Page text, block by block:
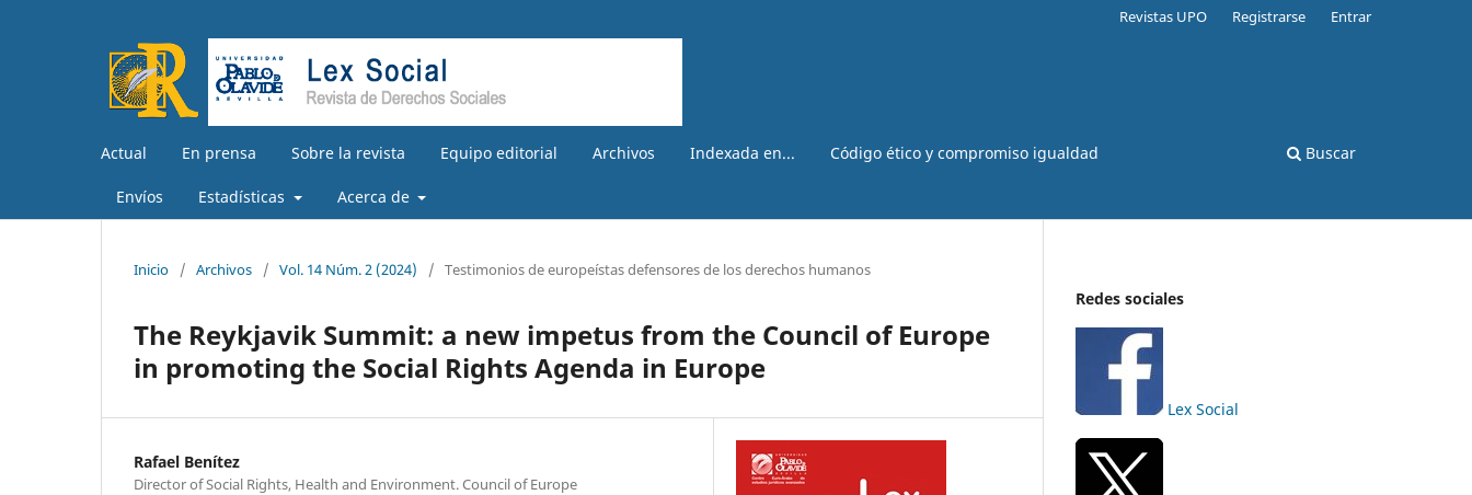
Actual En prensa Sobre la revista Equipo editorial Archivos Indexada en... Código ético y compromiso igualdad
Envíos Estadísticas Acerca de
Buscar
Revistas UPO Registrarse Entrar
Inicio / Archivos / Vol. 14 Núm. 2 (2024) / Testimonios de europeístas defensores de los derechos humanos
The Reykjavik Summit: a new impetus from the Council of Europe
in promoting the Social Rights Agenda in Europe
Rafael Benítez
Director of Social Rights, Health and Environment. Council of Europe
Redes sociales
Lex Social